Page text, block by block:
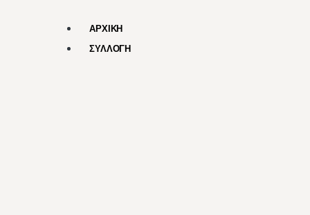
ΑΡΧΙΚΗ
ΣΥΛΛΟΓΗ